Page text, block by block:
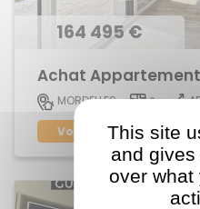
164 495 €
Achat
MORDELLES 2
Voir le bienThis site
and
over what